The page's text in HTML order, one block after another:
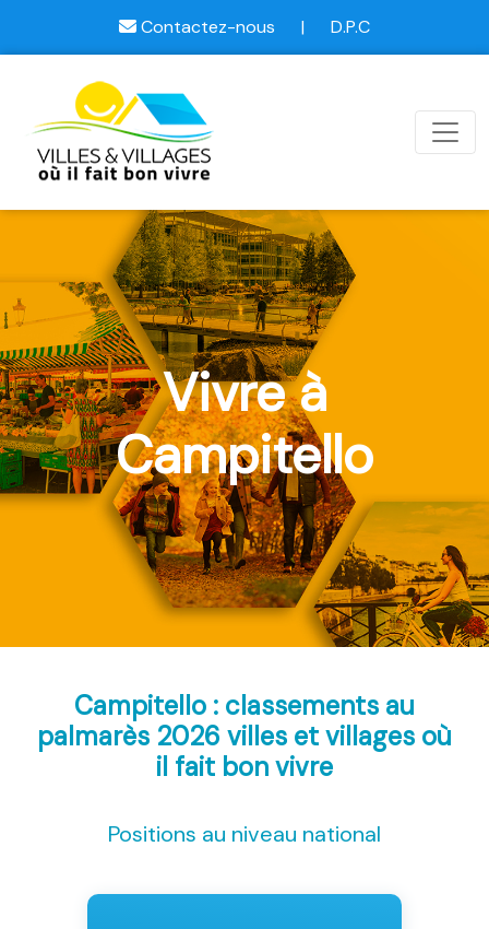
Contactez-nous | D.P.C
Vivre à
Campitello
Campitello : classements au
palmarès 2026 villes et villages où
il fait bon vivre
Positions au niveau national